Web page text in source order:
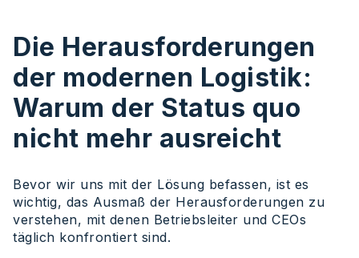
Die Herausforderungen
der modernen Logistik:
Warum der Status quo
nicht mehr ausreicht
Bevor wir uns mit der Lösung befassen, ist es
wichtig, das Ausmaß der Herausforderungen zu
verstehen, mit denen Betriebsleiter und CEOs
täglich konfrontiert sind.